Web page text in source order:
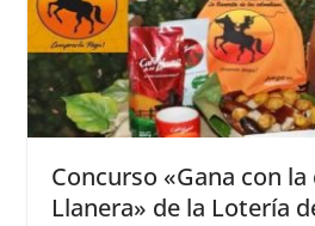
Concurso «Gana con
Llanera» de la Lotería